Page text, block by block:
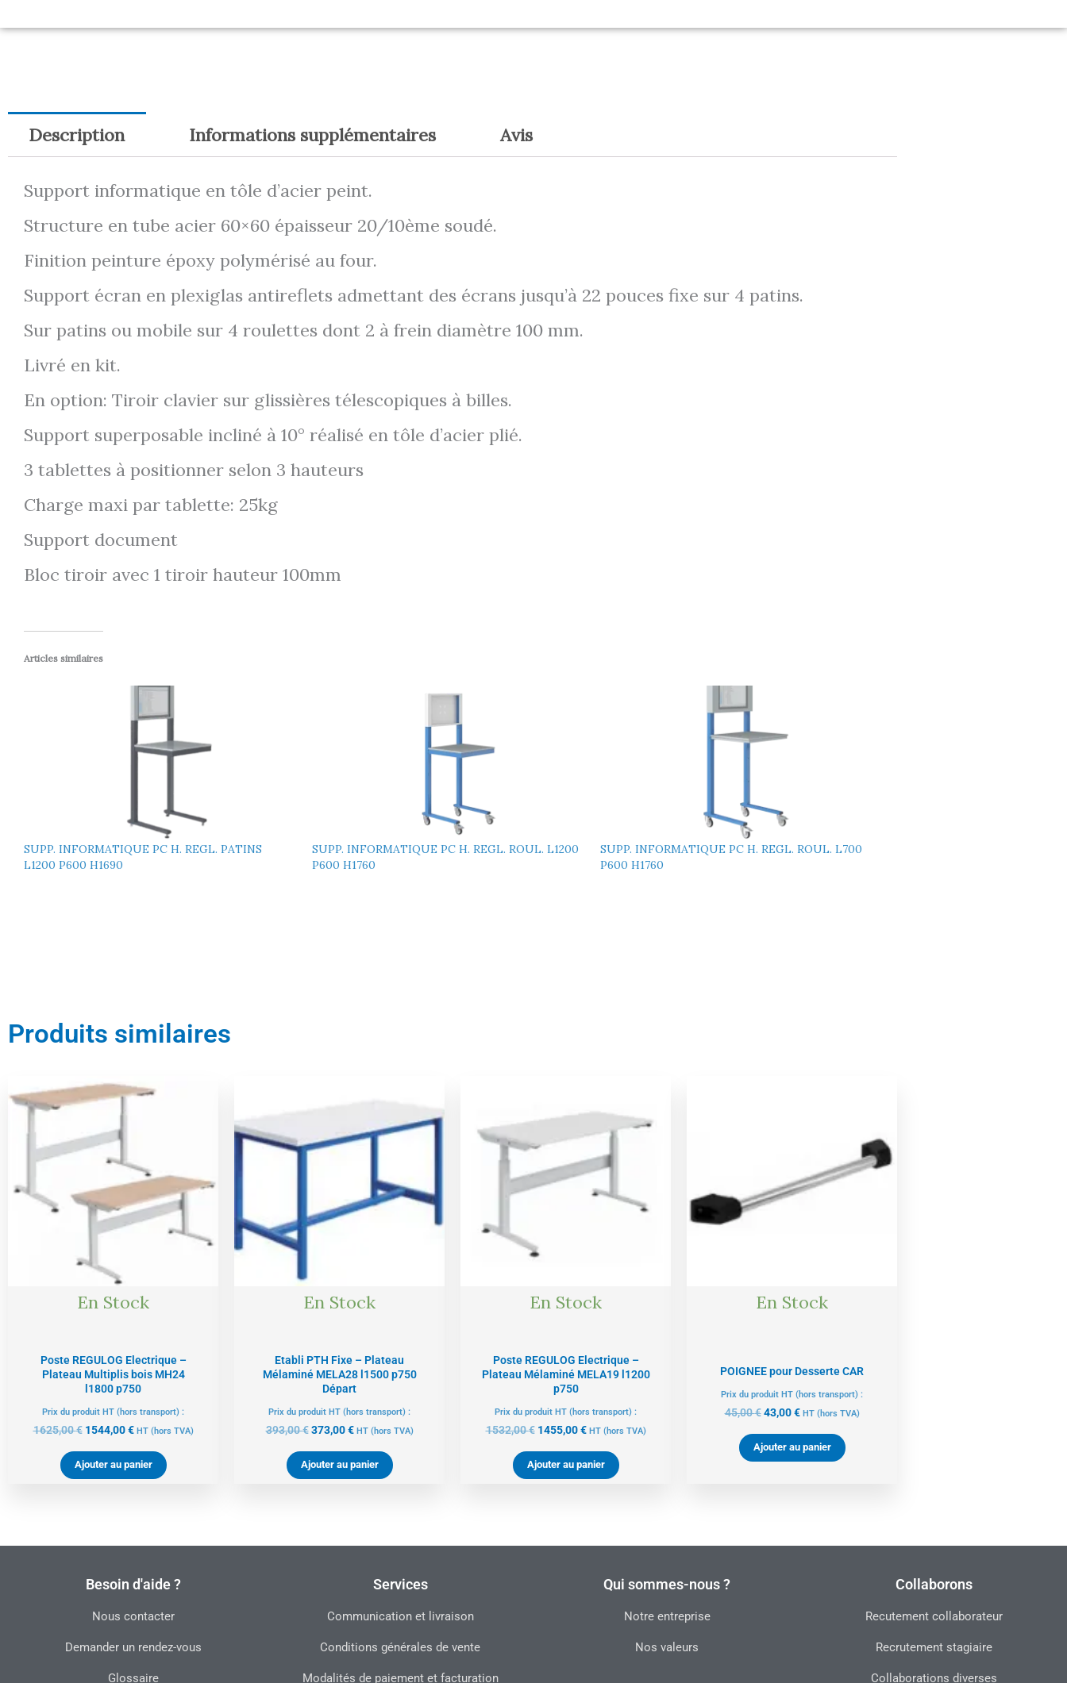
Description Informations supplémentaires Avis
Support informatique en tôle d’acier peint.
Structure en tube acier 60×60 épaisseur 20/10ème soudé.
Finition peinture époxy polymérisé au four.
Support écran en plexiglas antireflets admettant des écrans jusqu’à 22 pouces fixe sur 4 patins.
Sur patins ou mobile sur 4 roulettes dont 2 à frein diamètre 100 mm.
Livré en kit.
En option: Tiroir clavier sur glissières télescopiques à billes.
Support superposable incliné à 10° réalisé en tôle d’acier plié.
3 tablettes à positionner selon 3 hauteurs
Charge maxi par tablette: 25kg
Support document
Bloc tiroir avec 1 tiroir hauteur 100mm
Articles similaires
SUPP. INFORMATIQUE PC H. REGL. PATINS
L1200 P600 H1690
SUPP. INFORMATIQUE PC H. REGL. ROUL. L1200
P600 H1760
SUPP. INFORMATIQUE PC H. REGL. ROUL. L700
P600 H1760
Produits similaires
En Stock
Poste REGULOG Electrique –
Plateau Multiplis bois MH24
l1800 p750
Prix du produit HT (hors transport) :
1625,00€
Le
prix
était :
1544,00€
Le
HT (hors TVA)
Ajouter au panier
En Stock
Etabli PTH Fixe – Plateau
Mélaminé MELA28 l1500 p750
Départ
Prix du produit HT (hors transport) :
393,00€
était :
393,00 €.
373,00€
prix
est :
HT (hors TVA)
Ajouter au panier
En Stock
Poste REGULOG Electrique –
Plateau Mélaminé MELA19 l1200
p750
Prix du produit HT (hors transport) :
1532,00€
initial
1455,00€
est :
1455,00 €.
HT (hors TVA)
Ajouter au panier
En Stock
POIGNEE pour Desserte CAR
Prix du produit HT (hors transport) :
45,00€ 43,00€ HT (hors TVA)
Ajouter au panier
Besoin d'aide ?
Nous contacter
Demander un rendez-vous
Glossaire
Services
Communication et livraison
Conditions générales de vente
Modalités de paiement et facturation
Qui sommes-nous ?
Notre entreprise
Nos valeurs
Collaborons
Recutement collaborateur
Recrutement stagiaire
Collaborations diverses